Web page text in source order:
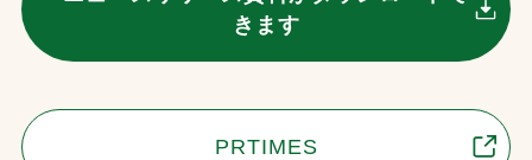
文字の見えづらさや操作にお困りの方へ
きます
PRTIMES